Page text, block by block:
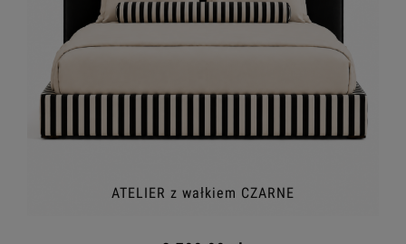
ATELIER z wałkiem CZARNE